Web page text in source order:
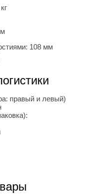
108 мм
правый и левый)